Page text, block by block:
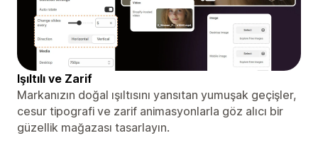
Işıltılı ve Zarif
Markanızın doğal ışıltısını yansıtan yumuşak geçişler,
cesur tipografi ve zarif animasyonlarla göz alıcı bir
güzellik mağazası tasarlayın.